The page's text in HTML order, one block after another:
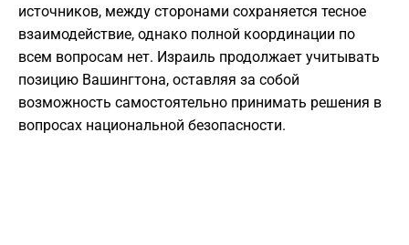
источников, между сторонами сохраняется тесное
взаимодействие, однако полной координации по
всем вопросам нет. Израиль продолжает учитывать
позицию Вашингтона, оставляя за собой
возможность самостоятельно принимать решения в
вопросах национальной безопасности.